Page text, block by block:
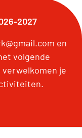
2027
en
volgende
verwelkomen je